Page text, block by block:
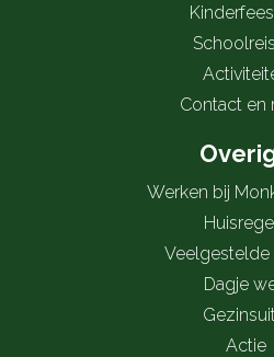
Contact en
Werken bij
Veelgestelde
Dagje
Actie